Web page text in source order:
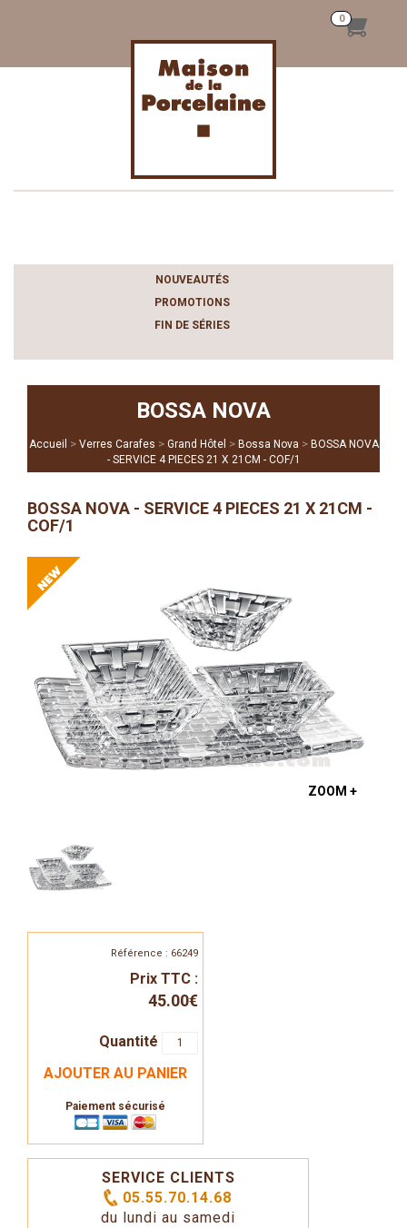
NOUVEAUTÉS
PROMOTIONS
FIN DE SÉRIES
BOSSA NOVA
Accueil > Verres Carafes > Grand Hôtel > Bossa Nova > BOSSA NOVA
- SERVICE 4 PIECES 21 X 21CM - COF/1
BOSSA NOVA - SERVICE 4 PIECES 21 X 21CM -
COF/1
ZOOM +
Référence : 66249
Prix TTC :
45.00€
Quantité
AJOUTER AU PANIER
Paiement sécurisé
SERVICE CLIENTS
05.55.70.14.68
du lundi au samedi